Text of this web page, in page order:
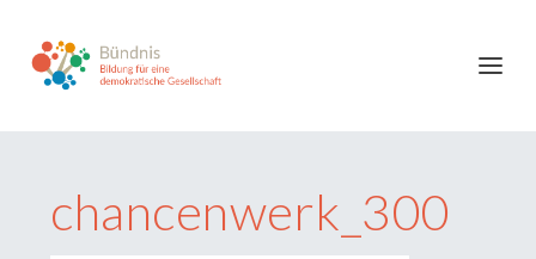
chancenwerk_300